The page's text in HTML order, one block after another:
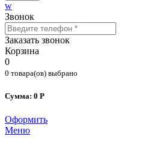
w
Звонок
Заказать звонок
Корзина
0
0 товара(ов) выбрано
Сумма: 0 Р
Оформить
Меню